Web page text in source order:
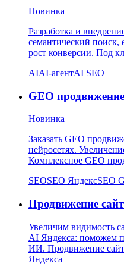
Новинка
Разработка и
семантический поиск,
рост конверсии. Под
AIAI-агентAI SEO
GEO
Новинка
Заказать GEO
нейросетях.
Комплексное GEO
SEOSEO ЯндексSEO
Продвижение
Увеличим видимость
AI Яндекса: поможем
ИИ. Продвижение
Яндекса